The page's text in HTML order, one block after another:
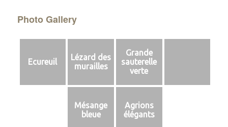
Photo Gallery
Ecureuil
Lézard des
murailles
Grande
sauterelle
verte
Mésange
bleue
Agrions
élégants